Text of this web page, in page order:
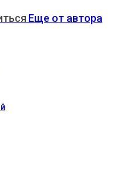
Еще от автора